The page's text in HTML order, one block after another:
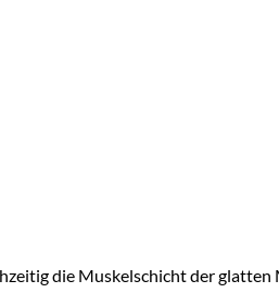
die Muskelschicht der